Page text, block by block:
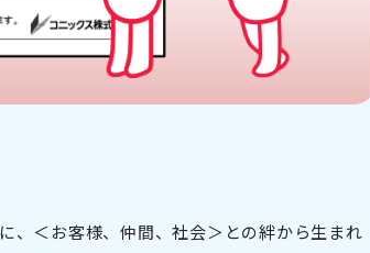
に、＜お客様、仲間、社会＞との絆から生まれ